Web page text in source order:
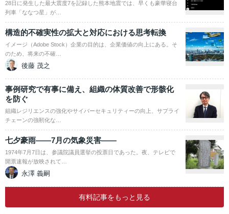
28日に発生した最大震度7を記録した熊本地震では、早くも豪華寝台
列車「ななつ星」が…
構造的不確実性の拡大と対応における思考転換
イメージ（Adobe Stock）企業の目的は、企業価値の向上にある。そ
のため、将来の不確…
後藤 茂之
事例研究で有事に備え、組織の体質改善で形骸化
を防ぐ
組織レジリエンスの強化やサイバーセキュリティーの向上、サプライ
チェーンの強靭化な…
七夕豪雨――7月の気象災害――
1974年7月7日は、参議院議員選挙の投票日であった。夜、テレビで
開票速報が放映されて…
永澤 義嗣
有料記事をもっと見る